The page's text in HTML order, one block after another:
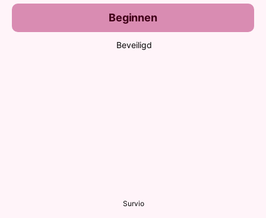
Beginnen
Beveiligd
Survio